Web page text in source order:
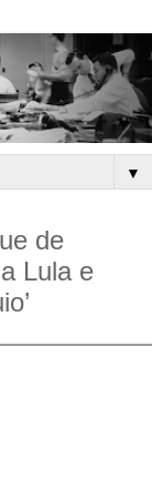
▼
de
Lula e